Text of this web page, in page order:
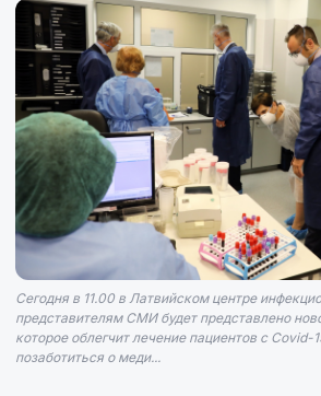
Сегодня в 11.00 в Латвийском центре
представителям СМИ будет представлено
которое облегчит лечение пациентов с Covid-
позаботиться о меди...